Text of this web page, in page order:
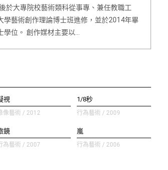
於大專院校藝術類科從事專、兼任教職工
學藝術創作理論博士班進修，並於2014年畢
位。 創作媒材主要以…
視
像藝術 / 2012
1/8秒
行為藝術 / 2009
鏡
為藝術 / 2007
嵐
行為藝術 / 2006